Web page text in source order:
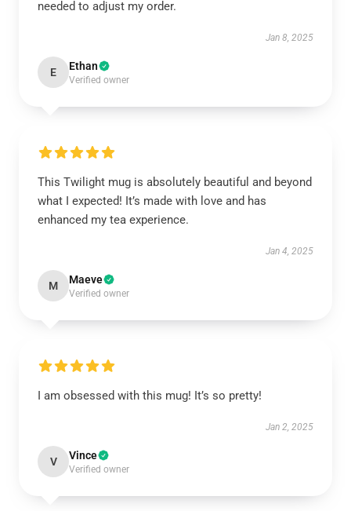
needed to adjust my order.
Jan 8, 2025
E Ethan
Verified owner
This Twilight mug is absolutely beautiful and beyond
what I expected! It’s made with love and has
enhanced my tea experience.
Jan 4, 2025
M Maeve
Verified owner
I am obsessed with this mug! It’s so pretty!
Jan 2, 2025
V Vince
Verified owner